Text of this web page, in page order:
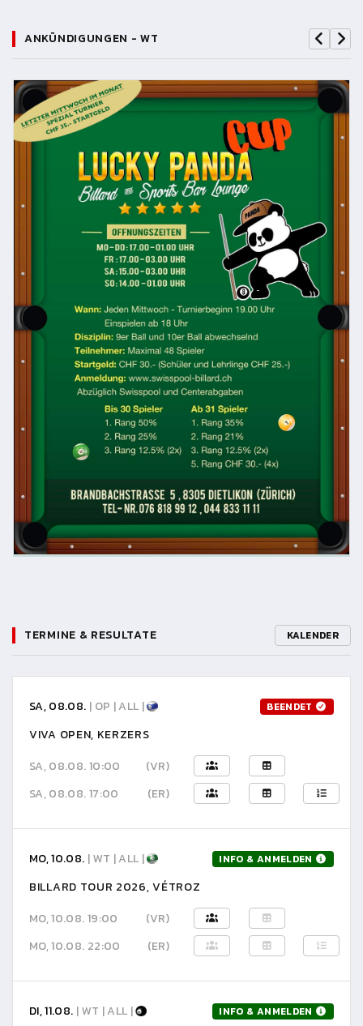
ANKÜNDIGUNGEN - WT
TERMINE & RESULTATE KALENDER
SA, 08.08. | OP | ALL | BEENDET
VIVA OPEN, KERZERS
SA, 08.08. 10:00
(VR)
SA, 08.08. 17:00
(ER)
MO, 10.08. | WT | ALL | INFO & ANMELDEN
BILLARD TOUR 2026, VÉTROZ
MO, 10.08. 19:00
(VR)
MO, 10.08. 22:00
(ER)
DI, 11.08. | WT | ALL | INFO & ANMELDEN